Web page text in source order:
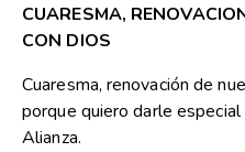
CUARESMA,
CON DIOS
Cuaresma, renovación de
porque quiero darle
Alianza.